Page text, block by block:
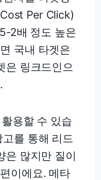
Per Click)
2배 정도 높은
국내 타겟은
은 링크드인으
용할 수 있습
를 통해 리드
은 많지만 질이
이에요. 메타